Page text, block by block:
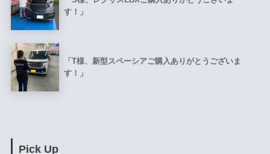
す！」
「T様、新型スペーシアご購入ありがとうございま
す！」
Pick Up